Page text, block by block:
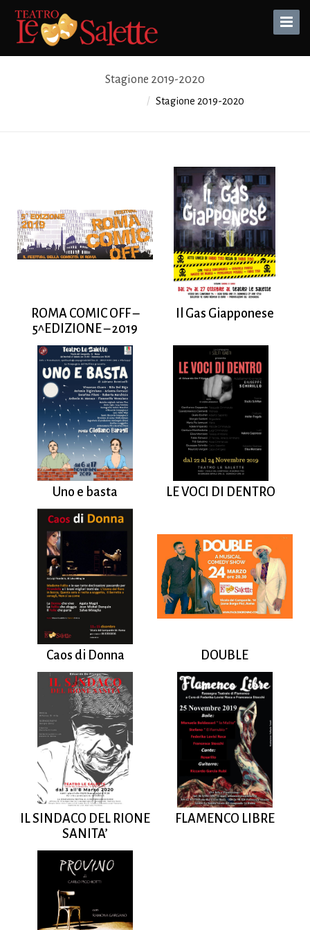
Toggle
Stagione 2019-2020
Stagione 2019-2020
ROMA COMIC OFF –
5^EDIZIONE – 2019
Il Gas Giapponese
Uno e basta LE VOCI DI DENTRO
Caos di Donna DOUBLE
IL SINDACO DEL RIONE
SANITA’
FLAMENCO LIBRE